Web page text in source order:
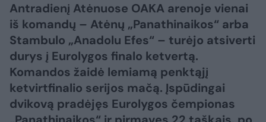
Antradienį Atėnuose OAKA arenoje vienai
iš komandų – Atėnų „Panathinaikos“ arba
Stambulo „Anadolu Efes“ – turėjo atsiverti
durys į Eurolygos finalo ketvertą.
Komandos žaidė lemiamą penktąjį
ketvirtfinalio serijos mačą. Įspūdingai
dvikovą pradėjęs Eurolygos čempionas